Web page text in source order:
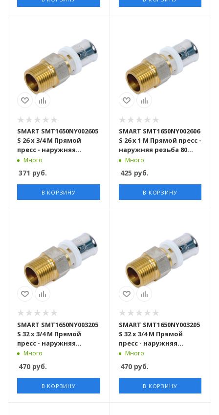
SMART SMT1650NY002605
S 26 x 3/4 M Прямой
пресс - наружняя
резьба 100 штук в
упаковке
Много
371 руб.
В КОРЗИНУ
SMART SMT1650NY002606
S 26 x 1 M Прямой пресс -
наружняя резьба 80
штук в упаковке
Много
425 руб.
В КОРЗИНУ
SMART SMT1650NY003205
S 32 x 3/4 M Прямой
пресс - наружняя
резьба 50 штук в
упаковке
Много
470 руб.
В КОРЗИНУ
SMART SMT1650NY003205
S 32 x 3/4 M Прямой
пресс - наружняя
резьба 80 штук в
упаковке
Много
470руб.
В КОРЗИНУ